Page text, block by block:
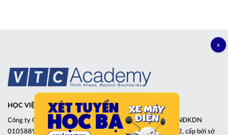
HỌC VIỆN CÔNG NGHỆ THÔNG TIN VÀ THIẾT KẾ VTC
Công ty Cổ phần đầu tư phát triển giáo dục VTCE – Giấy CNĐKDN
0105889280, đăng ký lần đầu ngày 22 tháng 05 năm 2012, cấp bởi sở